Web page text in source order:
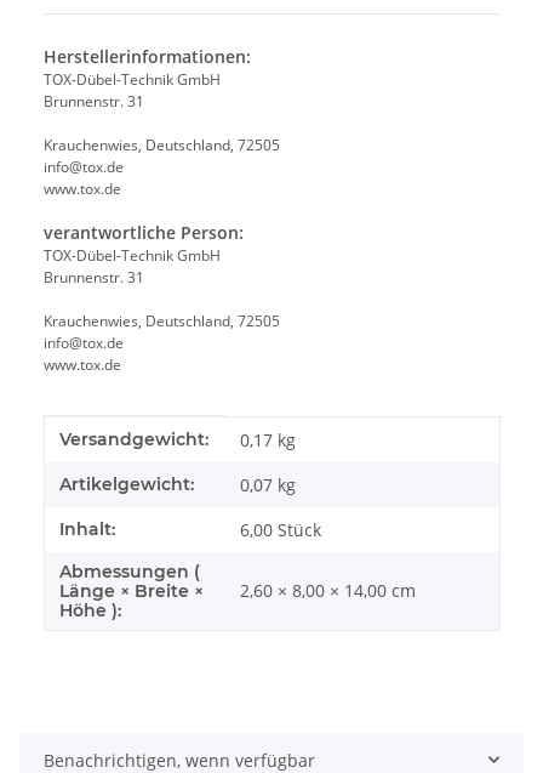
Herstellerinformationen:
TOX-Dübel-Technik GmbH
Brunnenstr. 31
Krauchenwies, Deutschland, 72505
info@tox.de
www.tox.de
verantwortliche Person:
TOX-Dübel-Technik GmbH
Brunnenstr. 31
Krauchenwies, Deutschland, 72505
info@tox.de
www.tox.de
Produkteigenschaft
Wert
Versandgewicht: 0,17 kg
Artikelgewicht: 0,07 kg
Inhalt: 6,00 Stück
Abmessungen (
Länge × Breite ×
Höhe ):
2,60 × 8,00 × 14,00 cm
Benachrichtigen, wenn verfügbar